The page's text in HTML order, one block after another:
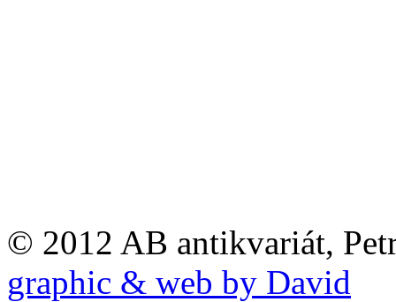
© 2012 AB antikvariát,
graphic & web by David